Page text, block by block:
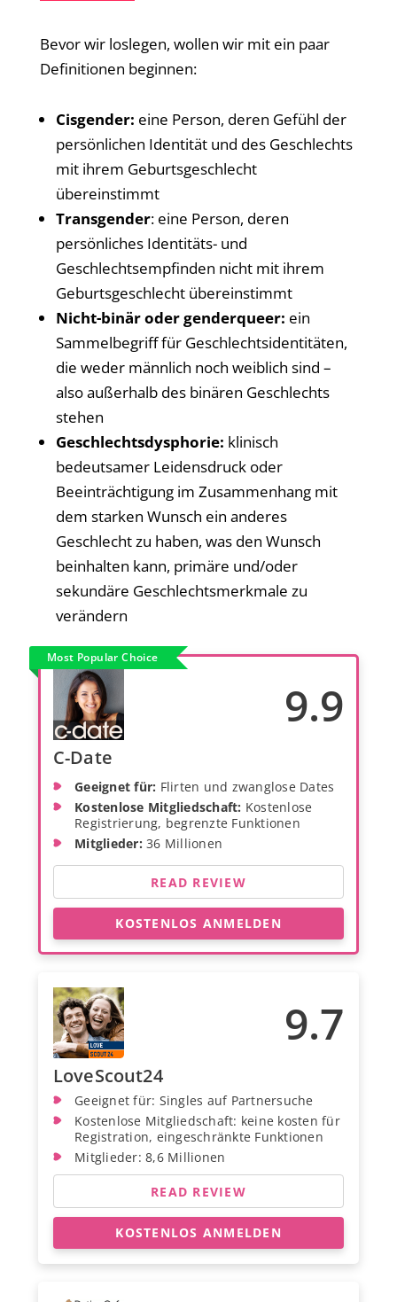
Bevor wir loslegen, wollen wir mit ein paar
Definitionen beginnen:
Cisgender: eine Person, deren Gefühl der
persönlichen Identität und des Geschlechts
mit ihrem Geburtsgeschlecht
übereinstimmt
Transgender: eine Person, deren
persönliches Identitäts- und
Geschlechtsempfinden nicht mit ihrem
Geburtsgeschlecht übereinstimmt
Nicht-binär oder genderqueer: ein
Sammelbegriff für Geschlechtsidentitäten,
die weder männlich noch weiblich sind –
also außerhalb des binären Geschlechts
stehen
Geschlechtsdysphorie: klinisch
bedeutsamer Leidensdruck oder
Beeinträchtigung im Zusammenhang mit
dem starken Wunsch ein anderes
Geschlecht zu haben, was den Wunsch
beinhalten kann, primäre und/oder
sekundäre Geschlechtsmerkmale zu
verändern
Most Popular Choice
9.9
C-Date
Geeignet für: Flirten und zwanglose Dates
Kostenlose Mitgliedschaft: Kostenlose
Registrierung, begrenzte Funktionen
Mitglieder: 36 Millionen
READ REVIEW
KOSTENLOS ANMELDEN
9.7
LoveScout24
Geeignet für: Singles auf Partnersuche
Kostenlose Mitgliedschaft: keine kosten für
Registration, eingeschränkte Funktionen
Mitglieder: 8,6 Millionen
READ REVIEW
KOSTENLOS ANMELDEN